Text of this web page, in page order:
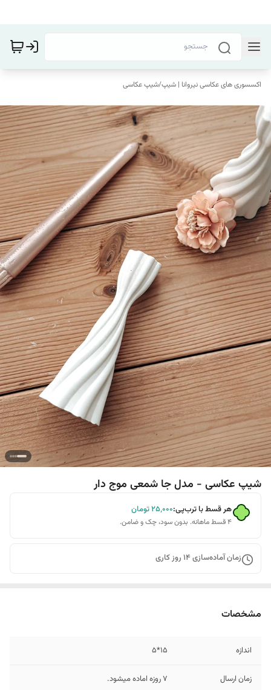
اکسسوری های عکاسی نیروانا | شیپ/شیپ عکاسی
شیپ عکاسی - مدل جا شمعی موج دار
هر قسط با ترب‌پی:۲۵٬۰۰۰تومان
۴ قسط ماهانه. بدون سود، چک و ضامن.
زمان آماده‌سازی 14 روز کاری
مشخصات
اندازه 15*5
زمان ارسال 7 روزه اماده میشود.